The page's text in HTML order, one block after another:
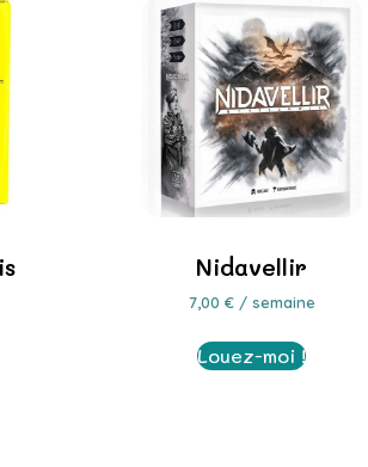
Nidavellir
7,00 €/ semaine
Louez-moi !